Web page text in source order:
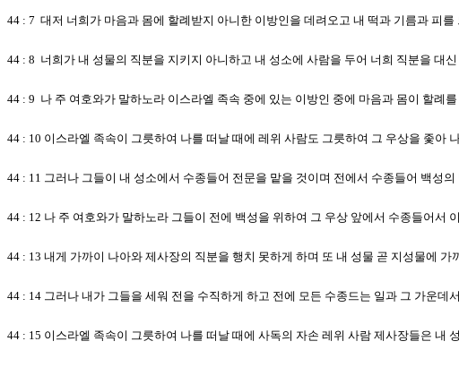
44 : 7 대저 너희가 마음과 몸에 할례받지 아니한 이방인을 데려오고 내 떡과 기름과 피
44 : 8 너희가 내 성물의 직분을 지키지 아니하고 내 성소에 사람을 두어 너희 직분을 대
44 : 9 나 주 여호와가 말하노라 이스라엘 족속 중에 있는 이방인 중에 마음과 몸이 할례
44 : 10 이스라엘 족속이 그릇하여 나를 떠날 때에 레위 사람도 그릇하여 그 우상을 좇아
44 : 11 그러나 그들이 내 성소에서 수종들어 전문을 맡을 것이며 전에서 수종들어 백성
44 : 12 나 주 여호와가 말하노라 그들이 전에 백성을 위하여 그 우상 앞에서 수종들어
44 : 13 내게 가까이 나아와 제사장의 직분을 행치 못하게 하며 또 내 성물 곧 지성물에
44 : 14 그러나 내가 그들을 세워 전을 수직하게 하고 전에 모든 수종드는 일과 그 가운데
44 : 15 이스라엘 족속이 그릇하여 나를 떠날 때에 사독의 자손 레위 사람 제사장들은